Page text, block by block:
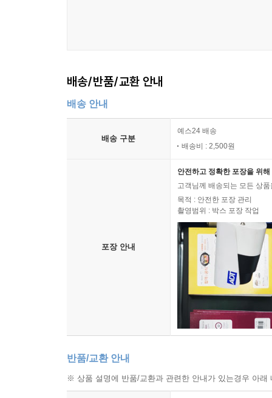
배송/반품/교환 안내
배송 안내
배송 구분
예스24 배송
배송비 : 2,500원
포장 안내
안전하고 정확한 포장을 위
고객님께 배송되는 모든 상
목적 : 안전한 포장 관리
촬영범위 : 박스 포장 작업
반품/교환 안내
※ 상품 설명에 반품/교환과 관련한 안내가 있는경우 아